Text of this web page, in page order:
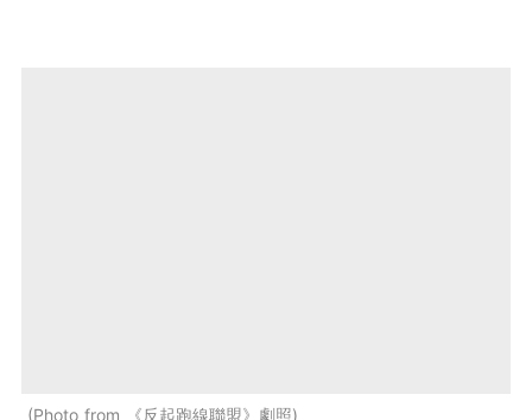
Photo from 《反起跑線聯盟》劇照